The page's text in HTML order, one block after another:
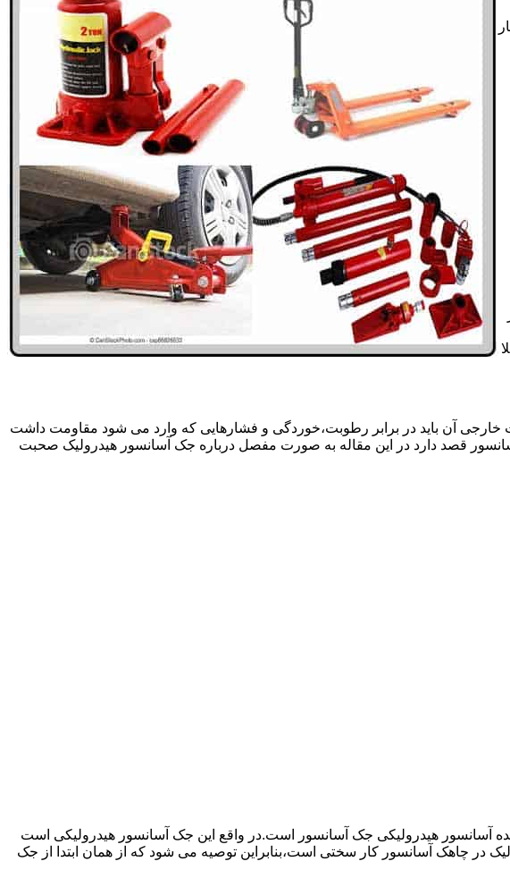
آن باید در برابر رطوبت،خوردگی و فشارهایی که وارد می شود مقاومت داشت
قصد دارد در این مقاله به صورت مفصل درباره جک آسانسور هیدرولیک صحبت
آسانسور هیدرولیکی جک آسانسور است.در واقع این جک آسانسور هیدرولیکی است
در چاهک آسانسور کار سختی است،بنابراین توصیه می شود که از همان ابتدا از جک